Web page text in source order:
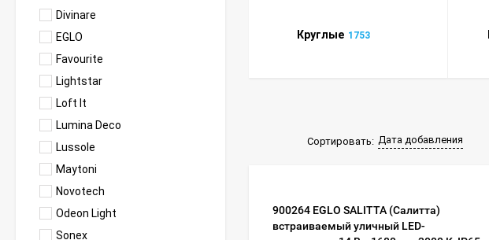
Круглые 1753
Сортировать: Дата добавления
900264 EGLO SALITTA (Салитта)
встраиваемый уличный LED-
Divinare
EGLO
Favourite
Lightstar
Loft It
Lumina Deco
Lussole
Maytoni
Novotech
Odeon Light
Sonex